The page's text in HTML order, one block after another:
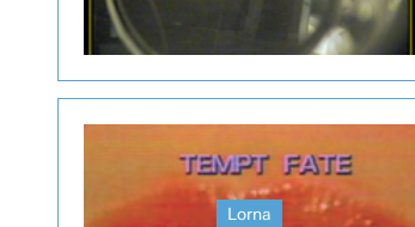
Lorna